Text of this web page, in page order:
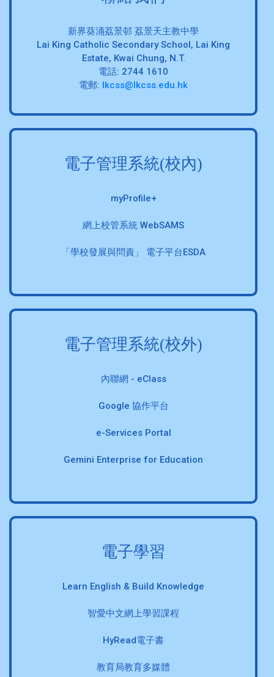
新界葵涌荔景邨 荔景天主教中學
Lai King Catholic Secondary School, Lai King
Estate, Kwai Chung, N.T.
電話: 2744 1610
電郵: lkcss@lkcss.edu.hk
電子管理系統(校內)
myProfile+
網上校管系統 WebSAMS
「學校發展與問責」 電子平台ESDA
電子管理系統(校外)
內聯網 - eClass
Google 協作平台
e-Services Portal
Gemini Enterprise for Education
電子學習
Learn English & Build Knowledge
智愛中文網上學習課程
HyRead電子書
教育局教育多媒體